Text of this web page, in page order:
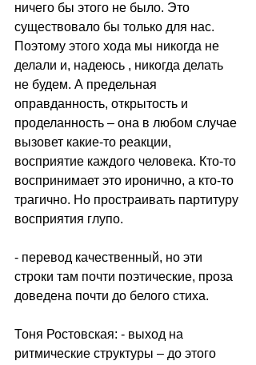
ничего бы этого не было. Это
существовало бы только для нас.
Поэтому этого хода мы никогда не
делали и, надеюсь , никогда делать
не будем. А предельная
оправданность, открытость и
проделанность – она в любом случае
вызовет какие-то реакции,
восприятие каждого человека. Кто-то
воспринимает это иронично, а кто-то
трагично. Но простраивать партитуру
восприятия глупо.
- перевод качественный, но эти
строки там почти поэтические, проза
доведена почти до белого стиха.
Тоня Ростовская: - выход на
ритмические структуры – до этого